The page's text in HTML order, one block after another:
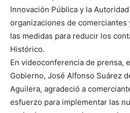
Innovación Pública y la
organizaciones de
las medidas para reducir los
Histórico.
En videoconferencia de prensa,
Gobierno, José Alfonso Suárez
Aguilera, agradeció a
esfuerzo para implementar las